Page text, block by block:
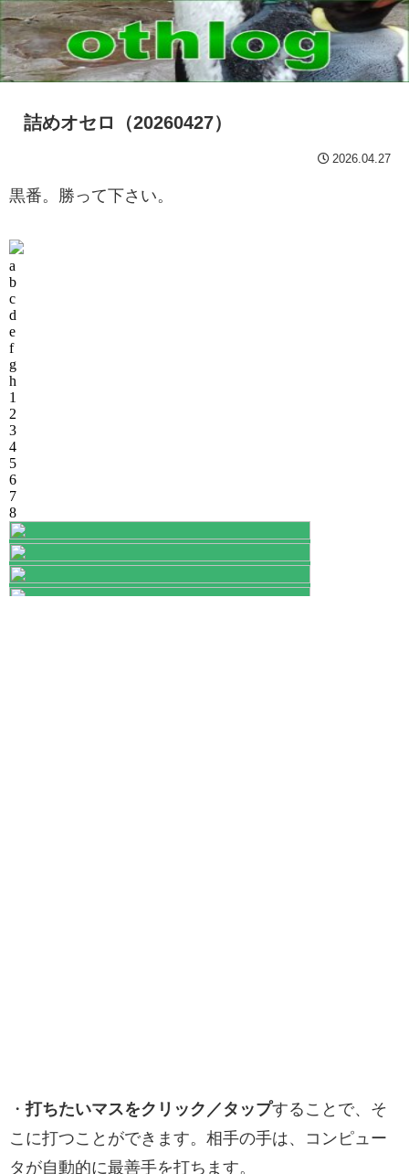
詰めオセロ（20260427）
2026.04.27
黒番。勝って下さい。
・打ちたいマスをクリック／タップすることで、そ
こに打つことができます。相手の手は、コンピュー
タが自動的に最善手を打ちます。